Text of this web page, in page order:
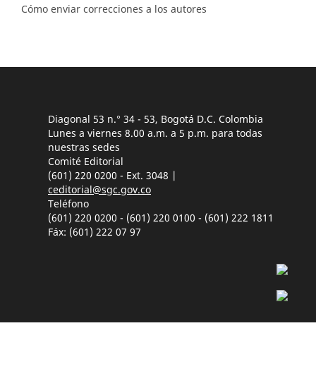
Cómo enviar correcciones a los autores
Diagonal 53 n.° 34 - 53, Bogotá D.C. Colombia
Lunes a viernes 8.00 a.m. a 5 p.m. para todas
nuestras sedes
Comité Editorial
(601) 220 0200 - Ext. 3048 |
ceditorial@sgc.gov.co
Teléfono
(601) 220 0200 - (601) 220 0100 - (601) 222 1811
Fáx: (601) 222 07 97